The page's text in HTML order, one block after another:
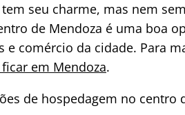
seu charme, mas nem
de Mendoza é uma boa
e comércio da cidade. Para
em Mendoza.
de hospedagem no centro